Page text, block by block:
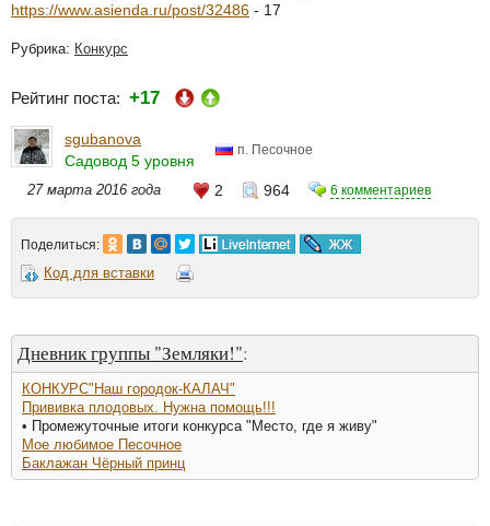
https://www.asienda.ru/post/32486 - 17
Рубрика: Конкурс
Рейтинг поста: +17
sgubanova
Садовод 5 уровня
п. Песочное
27 марта 2016 года 2 964 6 комментариев
Поделиться:
Код для вставки
Дневник группы "Земляки!":
КОНКУРС"Наш городок-КАЛАЧ"
Прививка плодовых. Нужна помощь!!!
• Промежуточные итоги конкурса "Место, где я живу"
Мое любимое Песочное
Баклажан Чёрный принц